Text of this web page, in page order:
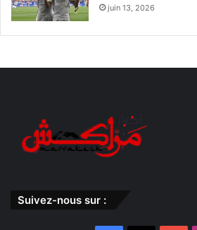
juin 13, 2026
Suivez-nous sur :